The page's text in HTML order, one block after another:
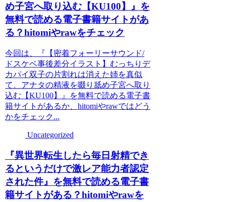
め子宮へ取り込む【KU100】』を
無料で読める電子書籍サイトがあ
る？hitomiやrawをチェック
今回は、『【密着フォーリーサウンド/
ドスケベ事後差分イラスト】むっちりデ
カパイ双子の片割れは消えた姉を真似
て、アナタの精液を啜り舐め子宮へ取り
込む【KU100】』を無料で読める電子書
籍サイトがあるか、hitomiやrawではどう
かをチェック...
Uncategorized
『異世界転生したら毎日射精でき
るというだけで激レア能力者認定
された件』を無料で読める電子書
籍サイトがある？hitomiやrawを